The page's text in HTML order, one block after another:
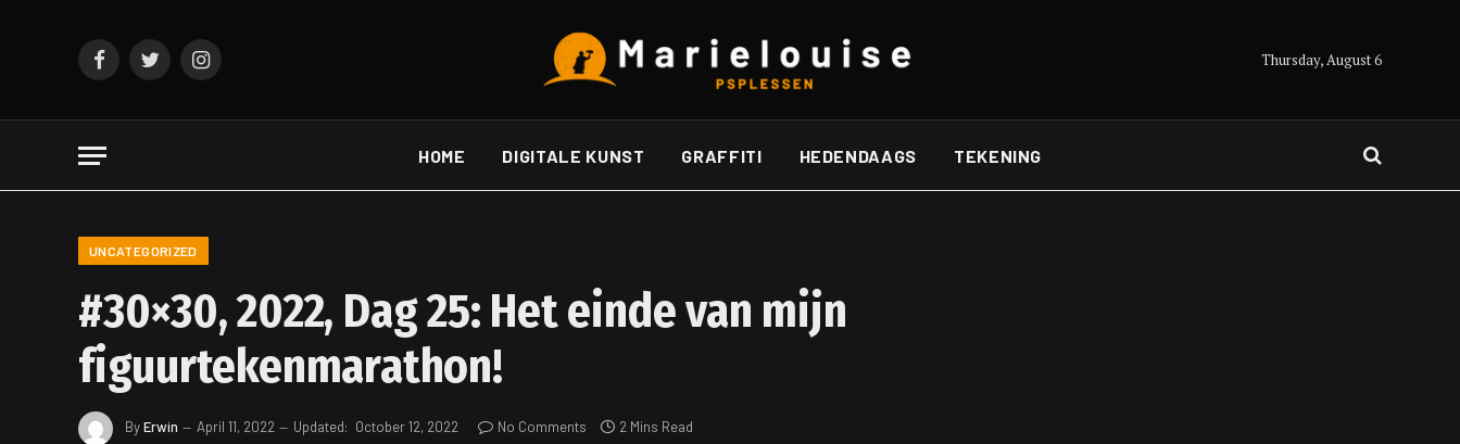
FacebookTwitterInstagram Thursday, August 6
HOME DIGITALE KUNST GRAFFITI HEDENDAAGS TEKENING
UNCATEGORIZED
#30×30, 2022, Dag 25: Het einde van mijn
figuurtekenmarathon!
ByErwin April 11, 2022 Updated: October 12, 2022 No Comments 2 Mins Read